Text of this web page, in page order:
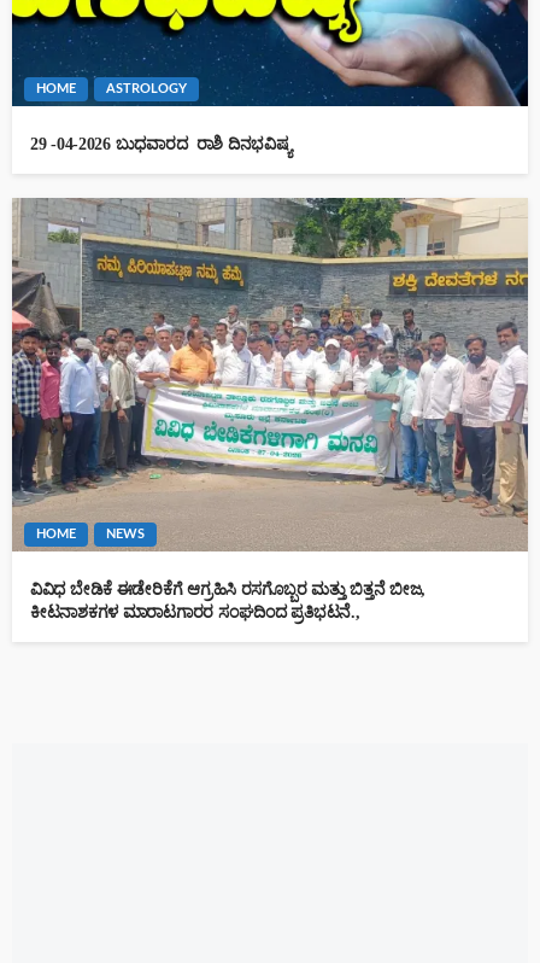
HOME ASTROLOGY
29 -04-2026 ಬುಧವಾರದ ರಾಶಿ ದಿನಭವಿಷ್ಯ
HOME NEWS
ವಿವಿಧ ಬೇಡಿಕೆ ಈಡೇರಿಕೆಗೆ ಆಗ್ರಹಿಸಿ ರಸಗೊಬ್ಬರ ಮತ್ತು ಬಿತ್ತನೆ ಬೀಜ,
ಕೀಟನಾಶಕಗಳ ಮಾರಾಟಗಾರರ ಸಂಘದಿಂದ ಪ್ರತಿಭಟನೆ.,